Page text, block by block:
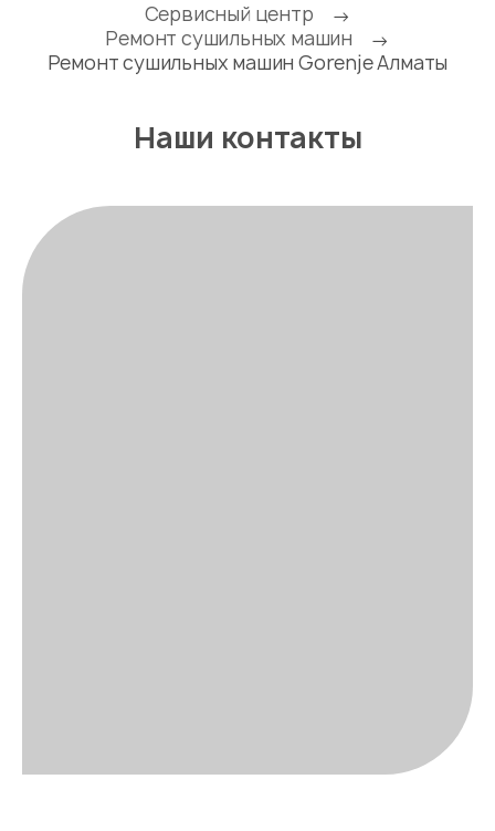
Сервисный центр
→
Ремонт сушильных машин
→
Ремонт сушильных машин Gorenje Алматы
Наши контакты